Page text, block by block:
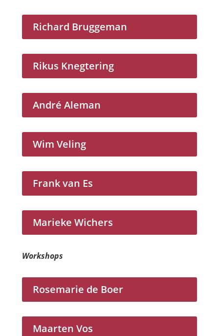
Richard Bruggeman
Rikus Knegtering
André Aleman
Wim Veling
Frank van Es
Marieke Wichers
Workshops
Rosemarie de Boer
Maarten Vos